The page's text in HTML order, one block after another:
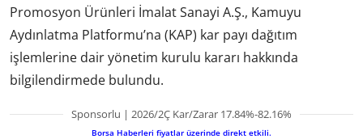
Promosyon Ürünleri İmalat Sanayi A.Ş., Kamuyu
Aydınlatma Platformu’na (KAP) kar payı dağıtım
işlemlerine dair yönetim kurulu kararı hakkında
bilgilendirmede bulundu.
Sponsorlu | 2026/2Ç Kar/Zarar 17.84%-82.16%
Borsa Haberleri fiyatlar üzerinde direkt etkili.